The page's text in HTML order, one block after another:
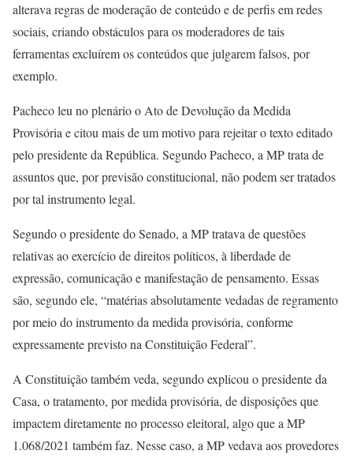
alterava regras de moderação de conteúdo e de perfis em redes
sociais, criando obstáculos para os moderadores de tais
ferramentas excluírem os conteúdos que julgarem falsos, por
exemplo.
Pacheco leu no plenário o Ato de Devolução da Medida
Provisória e citou mais de um motivo para rejeitar o texto editado
pelo presidente da República. Segundo Pacheco, a MP trata de
assuntos que, por previsão constitucional, não podem ser tratados
por tal instrumento legal.
Segundo o presidente do Senado, a MP tratava de questões
relativas ao exercício de direitos políticos, à liberdade de
expressão, comunicação e manifestação de pensamento. Essas
são, segundo ele, “matérias absolutamente vedadas de regramento
por meio do instrumento da medida provisória, conforme
expressamente previsto na Constituição Federal”.
A Constituição também veda, segundo explicou o presidente da
Casa, o tratamento, por medida provisória, de disposições que
impactem diretamente no processo eleitoral, algo que a MP
1.068/2021 também faz. Nesse caso, a MP vedava aos provedores